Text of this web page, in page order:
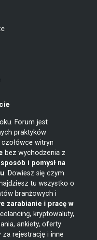
Forum jest
praktyków
witryn
bez wychodzenia z
sposób i pomysł na
. Dowiesz się czym
tu wszystko o
branżowych i
zarabianie i pracę w
kryptowaluty,
ankiety, oferty
za rejestrację i inne